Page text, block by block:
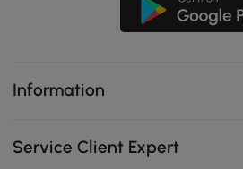
Information
Service Client Expert